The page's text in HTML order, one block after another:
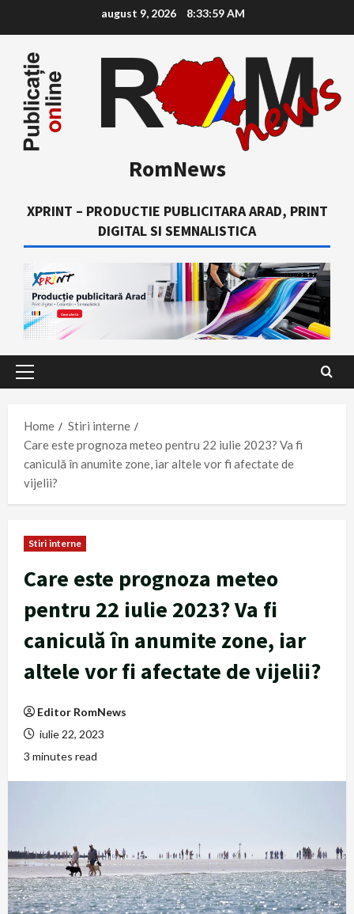
content
august 9, 2026 8:34:00 AM
RomNews
XPRINT – PRODUCTIE PUBLICITARA ARAD, PRINT
DIGITAL SI SEMNALISTICA
Primary
Home
Stiri interne
Care este prognoza meteo pentru 22 iulie 2023? Va fi
caniculă în anumite zone, iar altele vor fi afectate de
vijelii?
Stiri interne
Care este prognoza meteo
pentru 22 iulie 2023? Va fi
caniculă în anumite zone, iar
altele vor fi afectate de vijelii?
Editor RomNews
iulie 22, 2023
3 minutes read